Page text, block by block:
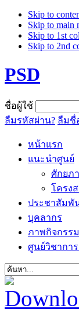
Skip to
Skip to main
Skip to 1st
Skip to 2nd
PSD
ชื่อผู้ใช้
ลืมรหัสผ่าน? ลืมชื่
หน้าแรก
แนะนำศูนย์
ศักยภ
โครง
ประชาสัมพั
บุคลากร
ภาพกิจกรรม
ศูนย์วิชากา